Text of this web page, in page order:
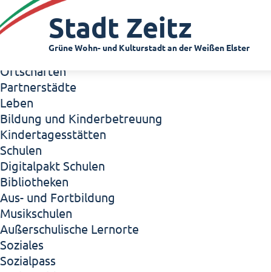
Zeitz - Die Kleinstadt
Willkommen in Zeitz!
Interview mit Oberbürgermeister Christian Thieme
Zeitz - Stadt der Zukunft
Ortschaften
Partnerstädte
Leben
Bildung und Kinderbetreuung
Kindertagesstätten
Schulen
Digitalpakt Schulen
Bibliotheken
Aus- und Fortbildung
Musikschulen
Außerschulische Lernorte
Soziales
Sozialpass
Stadt Zeitz
Grüne Wohn- und Kulturstadt an der Weißen Elster